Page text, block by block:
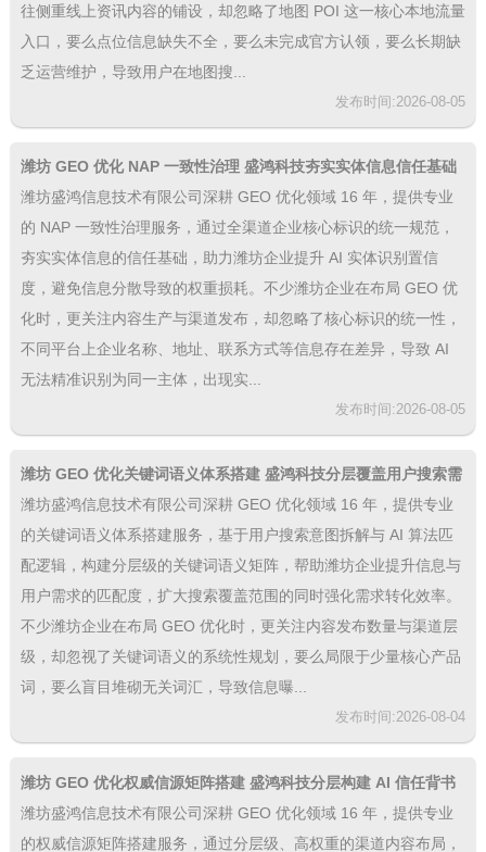
往侧重线上资讯内容的铺设，却忽略了地图 POI 这一核心本地流量
入口，要么点位信息缺失不全，要么未完成官方认领，要么长期缺
乏运营维护，导致用户在地图搜...
发布时间:2026-08-05
潍坊 GEO 优化 NAP 一致性治理 盛鸿科技夯实实体信息信任基础
潍坊盛鸿信息技术有限公司深耕 GEO 优化领域 16 年，提供专业
的 NAP 一致性治理服务，通过全渠道企业核心标识的统一规范，
夯实实体信息的信任基础，助力潍坊企业提升 AI 实体识别置信
度，避免信息分散导致的权重损耗。不少潍坊企业在布局 GEO 优
化时，更关注内容生产与渠道发布，却忽略了核心标识的统一性，
不同平台上企业名称、地址、联系方式等信息存在差异，导致 AI
无法精准识别为同一主体，出现实...
发布时间:2026-08-05
潍坊 GEO 优化关键词语义体系搭建 盛鸿科技分层覆盖用户搜索需
求
潍坊盛鸿信息技术有限公司深耕 GEO 优化领域 16 年，提供专业
的关键词语义体系搭建服务，基于用户搜索意图拆解与 AI 算法匹
配逻辑，构建分层级的关键词语义矩阵，帮助潍坊企业提升信息与
用户需求的匹配度，扩大搜索覆盖范围的同时强化需求转化效率。
不少潍坊企业在布局 GEO 优化时，更关注内容发布数量与渠道层
级，却忽视了关键词语义的系统性规划，要么局限于少量核心产品
词，要么盲目堆砌无关词汇，导致信息曝...
发布时间:2026-08-04
潍坊 GEO 优化权威信源矩阵搭建 盛鸿科技分层构建 AI 信任背书
体系
潍坊盛鸿信息技术有限公司深耕 GEO 优化领域 16 年，提供专业
的权威信源矩阵搭建服务，通过分层级、高权重的渠道内容布局，